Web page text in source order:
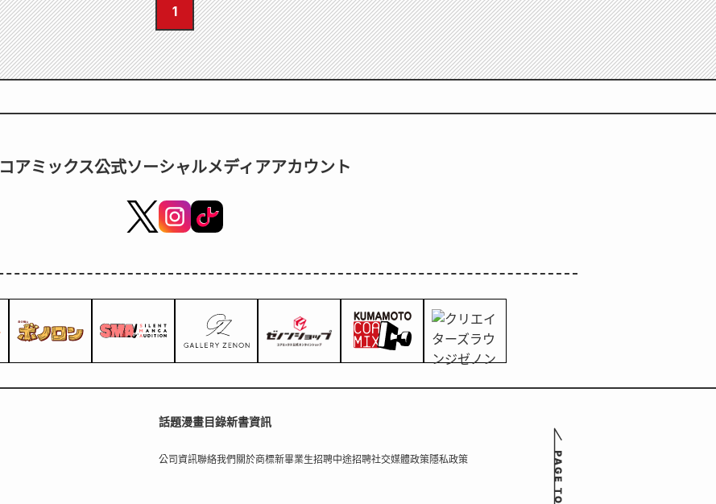
1
コアミックス公式ソーシャルメディアアカウント
話題漫畫目錄新書資訊
公司資訊聯絡我們 關於商標新畢業生招聘中途招聘社交媒體政策隱私政策